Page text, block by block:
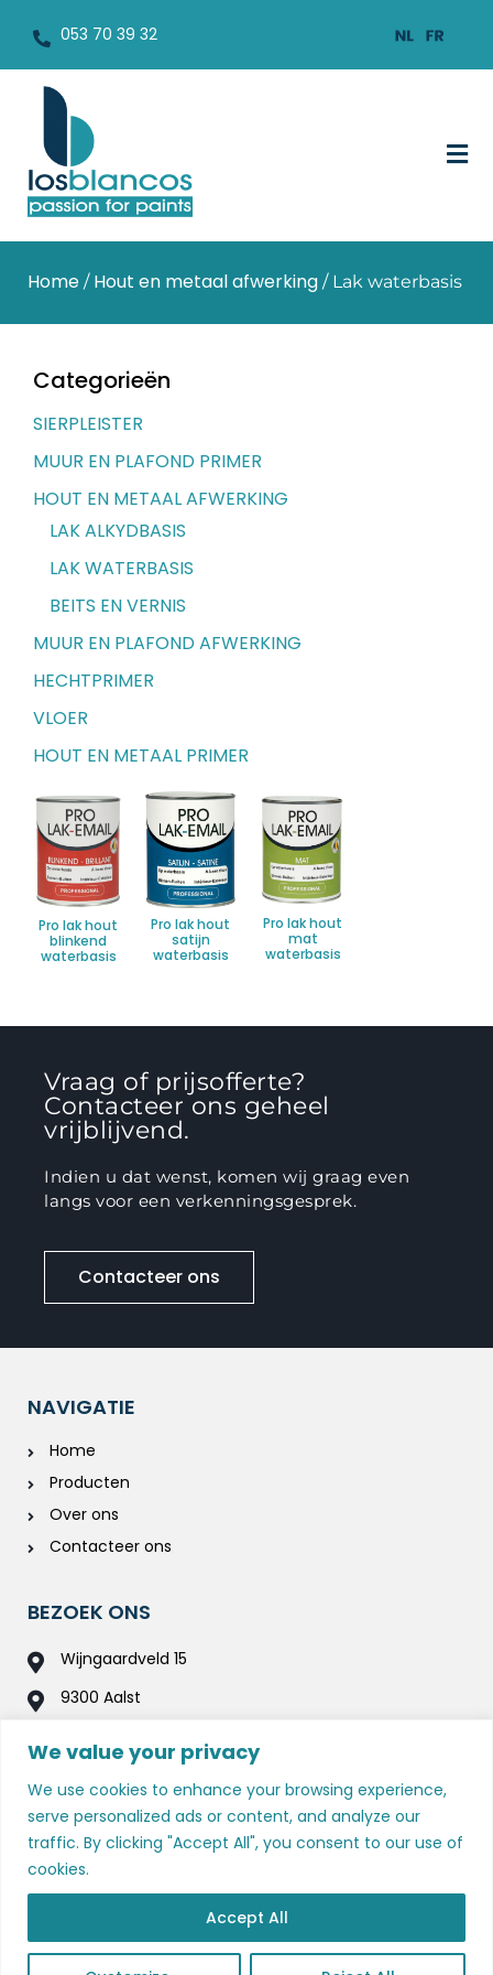
We value your privacy
We use cookies to enhance your browsing experience,
serve personalized ads or content, and analyze our
traffic. By clicking "Accept All", you consent to our use of
cookies.
Accept All
053 70 39 32
Home / Hout en metaal afwerking / Lak waterbasis
Categorieën
SIERPLEISTER
MUUR EN PLAFOND PRIMER
HOUT EN METAAL AFWERKING
LAK ALKYDBASIS
LAK WATERBASIS
BEITS EN VERNIS
MUUR EN PLAFOND AFWERKING
HECHTPRIMER
VLOER
HOUT EN METAAL PRIMER
Pro lak hout
blinkend
waterbasis
Pro lak hout
satijn
waterbasis
Pro lak hout
mat
waterbasis
Vraag of prijsofferte?
Contacteer ons geheel
vrijblijvend.
Indien u dat wenst, komen wij graag even
langs voor een verkenningsgesprek.
Contacteer ons
NAVIGATIE
Home
Producten
Over ons
Contacteer ons
BEZOEK ONS
Wijngaardveld 15
9300 Aalst
BEL / MAIL ONS
053 70 39 32
info@losblancos.be
Copyright © 2023Los Blancos| All rights reserved.